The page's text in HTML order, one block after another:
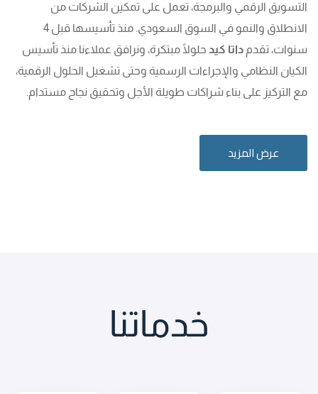
التسويق الرقمي والبرمجة، تعمل على تمكين الشركات من
الانطلاق والنمو في السوق السعودي. منذ تأسيسها قبل 4
سنوات، تقدم داتا كيد حلولًا مبتكرة، ونرافق عملاءنا منذ تأسيس
الكيان النظامي والإجراءات الرسمية وحتى تشغيل الحلول الرقمية،
مع التركيز على بناء شراكات طويلة الأجل وتحقيق نجاح مستدام.
عرض المزيد
خدماتنا